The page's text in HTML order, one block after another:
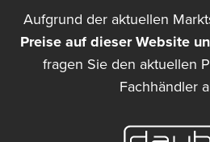
Aufgrund der aktuellen
Preise auf dieser Website
fragen Sie den aktuellen
Fachhändler